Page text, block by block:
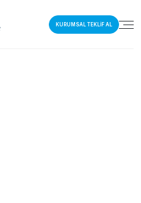
KURUMSAL TEKLİF AL